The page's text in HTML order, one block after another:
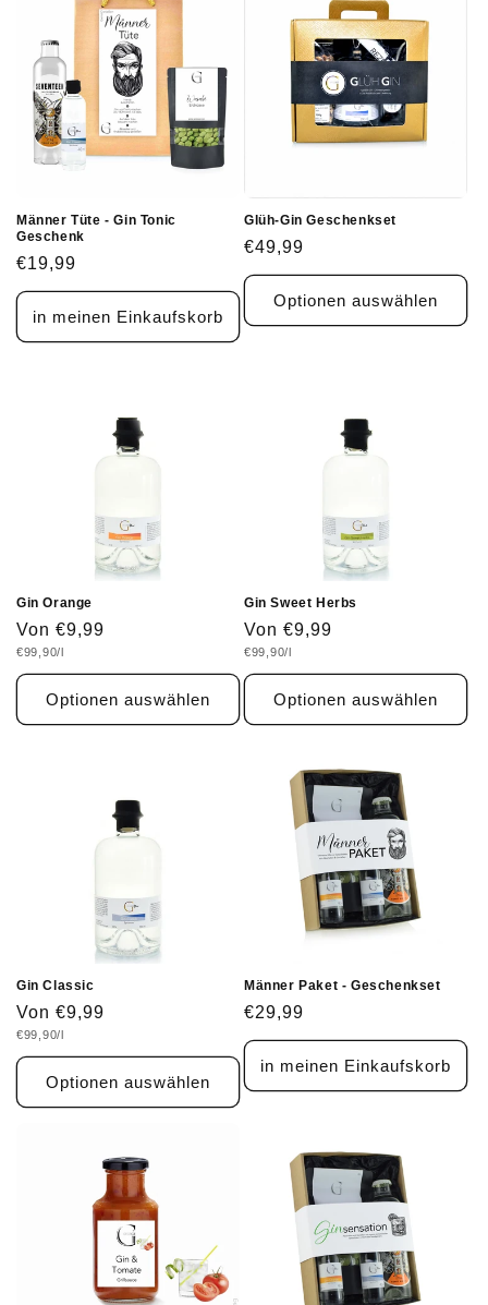
:
Männer Tüte - Gin Tonic
Geschenk
Normaler
Preis
€19,99
in meinen Einkaufskorb
Glüh-Gin Geschenkset
Normaler
Preis
€49,99
Optionen auswählen
Gin Orange
Normaler
Preis
Von €9,99
Grundpreis
€99,90/l
Optionen auswählen
Gin Sweet Herbs
Normaler
Preis
Von €9,99
Grundpreis
€99,90/l
Optionen auswählen
Gin Classic
Normaler
Preis
Von €9,99
Grundpreis
€99,90/l
Optionen auswählen
Männer Paket - Geschenkset
Normaler
Preis
€29,99
in meinen Einkaufskorb